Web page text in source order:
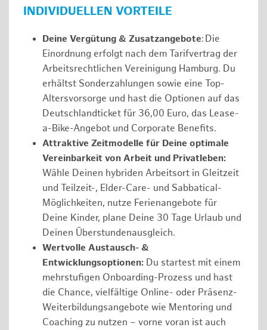
INDIVIDUELLEN VORTEILE
Deine Vergütung & Zusatzangebote: Die
Einordnung erfolgt nach dem Tarifvertrag der
Arbeitsrechtlichen Vereinigung Hamburg. Du
erhältst Sonderzahlungen sowie eine Top-
Altersvorsorge und hast die Optionen auf das
Deutschlandticket für 36,00 Euro, das Lease-
a-Bike-Angebot und Corporate Benefits.
Attraktive Zeitmodelle für Deine optimale
Vereinbarkeit von Arbeit und Privatleben:
Wähle Deinen hybriden Arbeitsort in Gleitzeit
und Teilzeit-, Elder-Care- und Sabbatical-
Möglichkeiten, nutze Ferienangebote für
Deine Kinder, plane Deine 30 Tage Urlaub und
Deinen Überstundenausgleich.
Wertvolle Austausch- &
Entwicklungsoptionen: Du startest mit einem
mehrstufigen Onboarding-Prozess und hast
die Chance, vielfältige Online- oder Präsenz-
Weiterbildungsangebote wie Mentoring und
Coaching zu nutzen – vorne voran ist auch